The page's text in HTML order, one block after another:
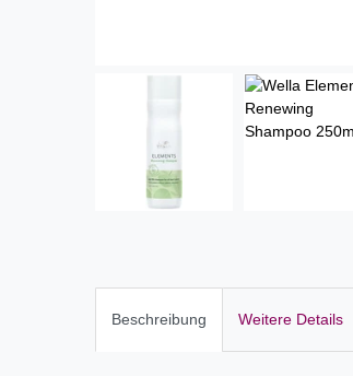
Beschreibung Weitere Details